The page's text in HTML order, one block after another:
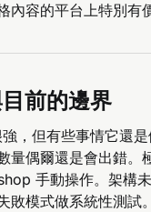
內容的平台上特別有
前的邊界
，但有些事情它還
量偶爾還是會出錯。
手動操作。架構
敗模式做系統性測試。